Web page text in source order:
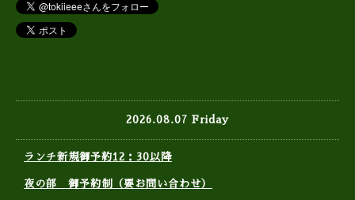
2026.08.07 Friday
ランチ新規御予約12：30以降
夜の部 御予約制（要お問い合わせ）